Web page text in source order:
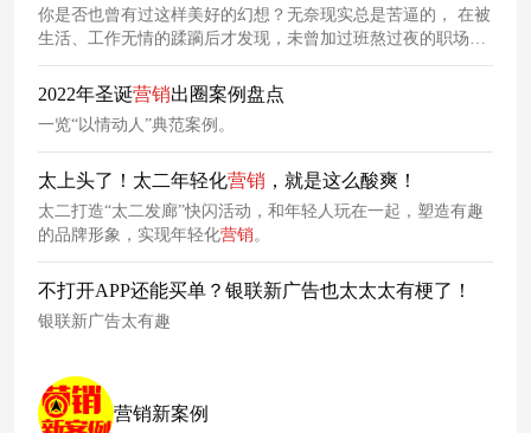
你是否也曾有过这样美好的幻想？无奈现实总是苦逼的， 在被
生活、工作无情的蹂躏后才发现，未曾加过班熬过夜的职场人
是不存在的。谷粒多最新广告为社畜发声，一起来看看吧！
2022年圣诞营销出圈案例盘点
一览“以情动人”典范案例。
太上头了！太二年轻化营销 ，就是这么酸爽！
太二打造“太二发廊”快闪活动，和年轻人玩在一起，塑造有趣
的品牌形象，实现年轻化营销。
不打开APP还能买单？银联新广告也太太太有梗了！
银联新广告太有趣
营销新案例